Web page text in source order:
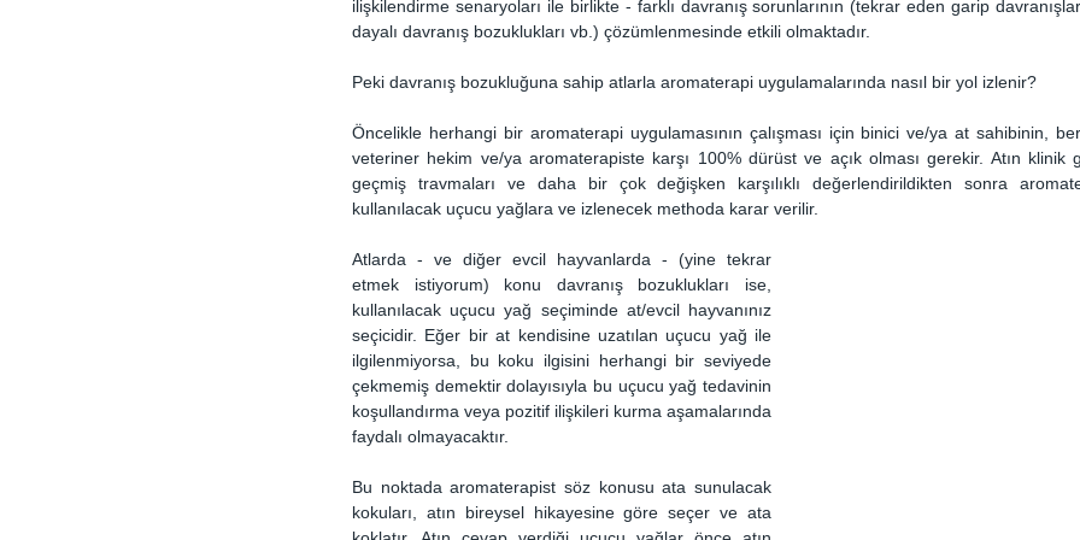
ilişkilendirme senaryoları ile birlikte - farklı davranış sorunlarının (tekrar eden garip
dayalı davranış bozuklukları vb.) çözümlenmesinde etkili olmaktadır.
Peki davranış bozukluğuna sahip atlarla aromaterapi uygulamalarında nasıl bir yol izlenir?
Öncelikle herhangi bir aromaterapi uygulamasının çalışması için binici ve/ya at sahibinin,
veteriner hekim ve/ya aromaterapiste karşı 100% dürüst ve açık olması gerekir. Atın klinik
geçmiş travmaları ve daha bir çok değişken karşılıklı değerlendirildikten sonra
kullanılacak uçucu yağlara ve izlenecek methoda karar verilir.
Atlarda - ve diğer evcil hayvanlarda - (yine tekrar
etmek istiyorum) konu davranış bozuklukları ise,
kullanılacak uçucu yağ seçiminde at/evcil hayvanınız
seçicidir. Eğer bir at kendisine uzatılan uçucu yağ ile
ilgilenmiyorsa, bu koku ilgisini herhangi bir seviyede
çekmemiş demektir dolayısıyla bu uçucu yağ tedavinin
koşullandırma veya pozitif ilişkileri kurma aşamalarında
faydalı olmayacaktır.
Bu noktada aromaterapist söz konusu ata sunulacak
kokuları, atın bireysel hikayesine göre seçer ve ata